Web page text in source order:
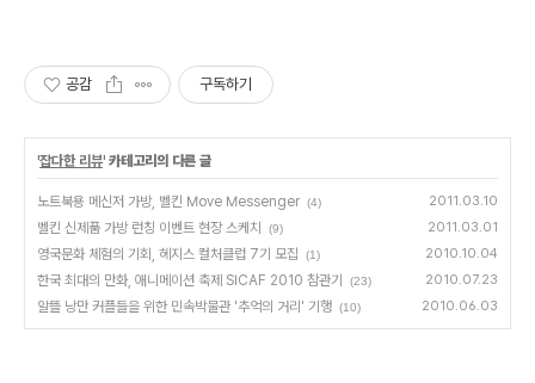
공감 구독하기
'잡다한 리뷰' 카테고리의 다른 글
노트북용 메신저 가방, 벨킨 Move Messenger (4) 2011.03.10
벨킨 신제품 가방 런칭 이벤트 현장 스케치 (9) 2011.03.01
영국문화 체험의 기회, 헤지스 컬처클럽 7기 모집 (1) 2010.10.04
한국 최대의 만화, 애니메이션 축제 SICAF 2010 참관기 (23) 2010.07.23
알뜰 낭만 커플들을 위한 민속박물관 '추억의 거리' 기행 (10) 2010.06.03